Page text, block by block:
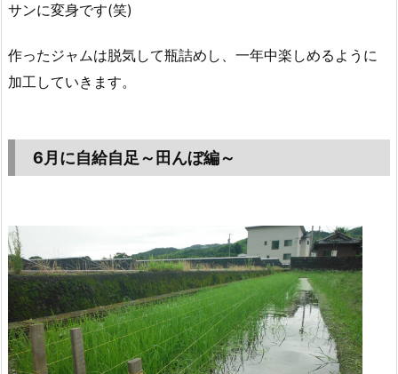
サンに変身です(笑)
作ったジャムは脱気して瓶詰めし、一年中楽しめるように
加工していきます。
6月に自給自足～田んぼ編～